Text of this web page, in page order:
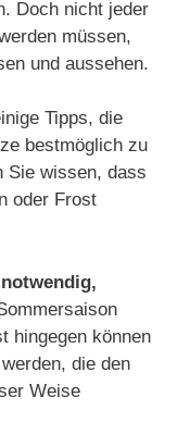
Doch nicht jeder
müssen,
und aussehen.
Tipps, die
bestmöglich zu
Sie wissen, dass
oder Frost
hingegen können
die den
Weise